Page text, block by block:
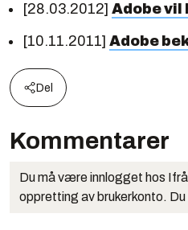
[28.03.2012] Adobe vil
[10.11.2011] Adobe
Del
Kommentarer
Du må være innlogget hos
oppretting av brukerkonto. Du